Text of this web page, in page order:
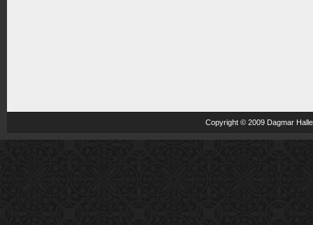
Copyright © 2009 Dagmar